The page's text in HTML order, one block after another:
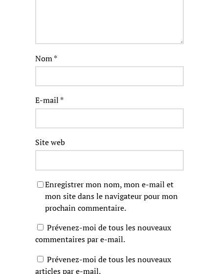
Nom*
E-mail *
Site web
Enregistrer mon nom, mon e-mail et
mon site dans le navigateur pour mon
prochain commentaire.
Prévenez-moi de tous les nouveaux
commentaires par e-mail.
Prévenez-moi de tous les nouveaux
articles par e-mail.